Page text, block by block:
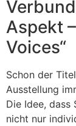
Aspekt
Voices“
Schon der
Ausstellung
Die Idee,
nicht nur